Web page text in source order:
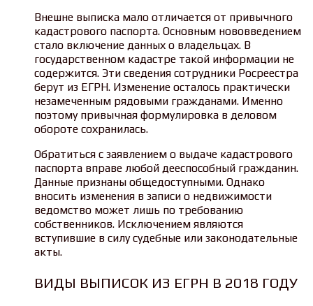
Внешне выписка мало отличается от привычного
кадастрового паспорта. Основным нововведением
стало включение данных о владельцах. В
государственном кадастре такой информации не
содержится. Эти сведения сотрудники Росреестра
берут из ЕГРН. Изменение осталось практически
незамеченным рядовыми гражданами. Именно
поэтому привычная формулировка в деловом
обороте сохранилась.
Обратиться с заявлением о выдаче кадастрового
паспорта вправе любой дееспособный гражданин.
Данные признаны общедоступными. Однако
вносить изменения в записи о недвижимости
ведомство может лишь по требованию
собственников. Исключением являются
вступившие в силу судебные или законодательные
акты.
ВИДЫ ВЫПИСОК ИЗ ЕГРН В 2018 ГОДУ